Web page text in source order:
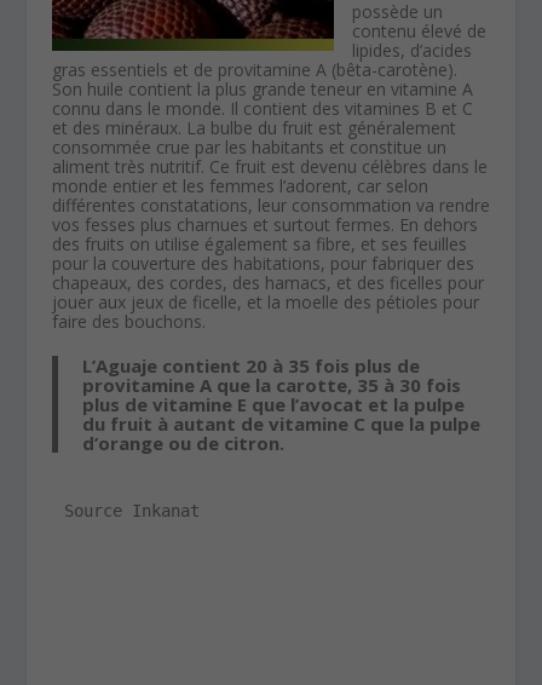
possède un
contenu élevé de
lipides, d’acides
gras essentiels et de provitamine A (bêta-carotène).
Son huile contient la plus grande teneur en vitamine A
connu dans le monde. Il contient des vitamines B et C
et des minéraux. La bulbe du fruit est généralement
consommée crue par les habitants et constitue un
aliment très nutritif. Ce fruit est devenu célèbres dans le
monde entier et les femmes l’adorent, car selon
différentes constatations, leur consommation va rendre
vos fesses plus charnues et surtout fermes. En dehors
des fruits on utilise également sa fibre, et ses feuilles
pour la couverture des habitations, pour fabriquer des
chapeaux, des cordes, des hamacs, et des ficelles pour
jouer aux jeux de ficelle, et la moelle des pétioles pour
faire des bouchons.
L’Aguaje contient 20 à 35 fois plus de
provitamine A que la carotte, 35 à 30 fois
plus de vitamine E que l’avocat et la pulpe
du fruit à autant de vitamine C que la pulpe
d’orange ou de citron.
Source Inkanat